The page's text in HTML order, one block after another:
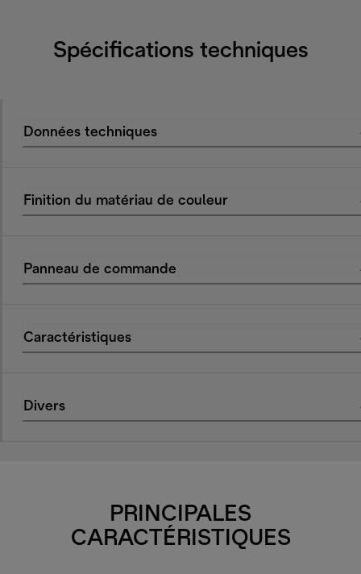
Spécifications techniques
Données techniques
Finition du matériau de couleur
Panneau de commande
Caractéristiques
Divers
PRINCIPALES
CARACTÉRISTIQUES